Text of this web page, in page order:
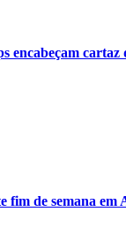
encabeçam cartaz
fim de semana em